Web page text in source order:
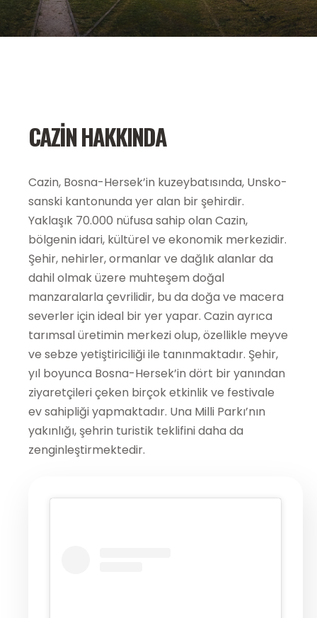
CAZIN HAKKINDA
Cazin, Bosna-Hersek’in kuzeybatısında, Unsko-
sanski kantonunda yer alan bir şehirdir.
Yaklaşık 70.000 nüfusa sahip olan Cazin,
bölgenin idari, kültürel ve ekonomik merkezidir.
Şehir, nehirler, ormanlar ve dağlık alanlar da
dahil olmak üzere muhteşem doğal
manzaralarla çevrilidir, bu da doğa ve macera
severler için ideal bir yer yapar. Cazin ayrıca
tarımsal üretimin merkezi olup, özellikle meyve
ve sebze yetiştiriciliği ile tanınmaktadır. Şehir,
yıl boyunca Bosna-Hersek’in dört bir yanından
ziyaretçileri çeken birçok etkinlik ve festivale
ev sahipliği yapmaktadır. Una Milli Parkı’nın
yakınlığı, şehrin turistik teklifini daha da
zenginleştirmektedir.